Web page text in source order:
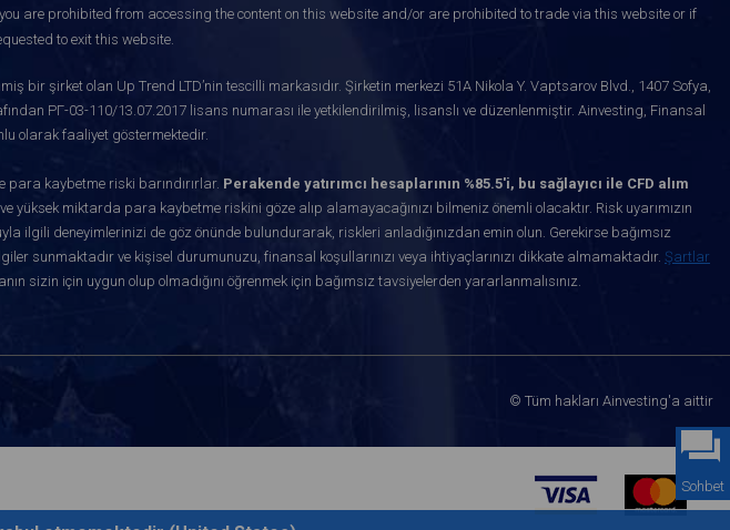
are prohibited from accessing the content on this website and/or are prohibited to trade via this website or if
to exit this website.
bir şirket olan Up Trend LTD’nin tescilli markasıdır. Şirketin merkezi 51A Nikola Y. Vaptsarov Blvd., 1407 Sofya,
РГ-03-110/13.07.2017 lisans numarası ile yetkilendirilmiş, lisanslı ve düzenlenmiştir. Ainvesting, Finansal
olarak faaliyet göstermektedir.
para kaybetme riski barındırırlar. Perakende yatırımcı hesaplarının %85.5'i, bu sağlayıcı ile CFD alım
yüksek miktarda para kaybetme riskini göze alıp alamayacağınızı bilmeniz önemli olacaktır. Risk uyarımızın
ilgili deneyimlerinizi de göz önünde bulundurarak, riskleri anladığınızdan emin olun. Gerekirse bağımsız
sunmaktadır ve kişisel durumunuzu, finansal koşullarınızı veya ihtiyaçlarınızı dikkate almamaktadır. Şartlar
sizin için uygun olup olmadığını öğrenmek için bağımsız tavsiyelerden yararlanmalısınız.
© Tüm hakları Ainvesting'a aittir
Sohbet